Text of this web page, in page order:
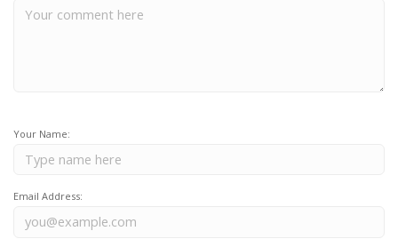
Your Name:
Email Address: